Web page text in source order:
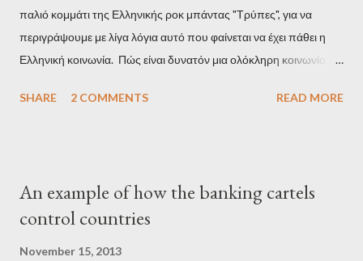
παλιό κομμάτι της Ελληνικής ροκ μπάντας "Τρύπες", για να
περιγράψουμε με λίγα λόγια αυτό που φαίνεται να έχει πάθει η
Ελληνική κοινωνία. Πώς είναι δυνατόν μια ολόκληρη κοινωνία να
σύστημα των κρατικοδίαιτων 'ημέτερων' και της
κοινωνία να ετοιμάζεται να ξαναφέρει στην εξουσία ένα κομμάτι
αυτού του άθλιου πολιτικού κατεστημένου, με την επιστροφή
SHARE 2 COMMENTS READ MORE
An example of how the banking cartels
control countries
November 15, 2013